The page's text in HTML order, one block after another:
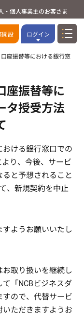
・個人事業主のお客さま
開設 ログイン
座振替等における銀行窓
座振替等に
タ授受方法
ける銀行窓口での
り、今後、サービ
と予想されること
、新規契約を中止
ようお願いいたし
取り扱いを継続し
「NCBビジネスダ
ので、代替サービ
ただきますようお